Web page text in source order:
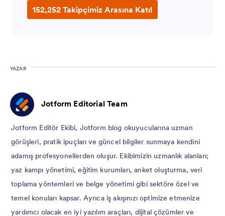
152,252 Takipçimiz Arasına Katıl
YAZAR
Jotform Editorial Team
Jotform Editör Ekibi, Jotform blog okuyucularına uzman
görüşleri, pratik ipuçları ve güncel bilgiler sunmaya kendini
adamış profesyonellerden oluşur. Ekibimizin uzmanlık alanları;
yaz kampı yönetimi, eğitim kurumları, anket oluşturma, veri
toplama yöntemleri ve belge yönetimi gibi sektöre özel ve
temel konuları kapsar. Ayrıca iş akışınızı optimize etmenize
yardımcı olacak en iyi yazılım araçları, dijital çözümler ve